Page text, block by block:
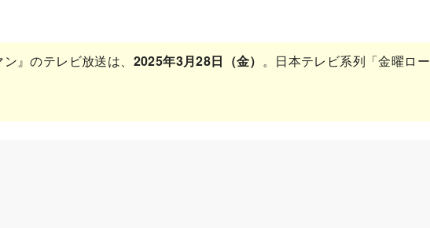
』のテレビ放送は、 2025年3月28日（金） 。日本テレビ系列「金曜ロー